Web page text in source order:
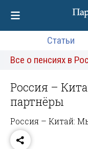
Статьи
Все о пенсиях в
Россия –
партнёры
Россия – Китай: